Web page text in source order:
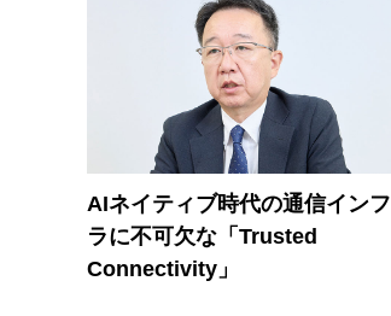
AIネイティブ時代の通信インフ
ラに不可欠な「Trusted
Connectivity」